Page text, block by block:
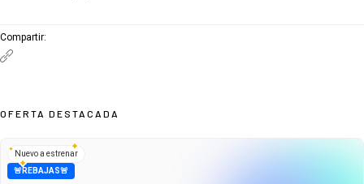
Compartir:
OFERTA DESTACADA
Nuevo a estrenar
🚨REBAJAS🚨